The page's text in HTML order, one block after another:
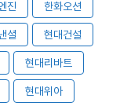
진 한화오션
셜 현대건설
현대리바트
현대위아